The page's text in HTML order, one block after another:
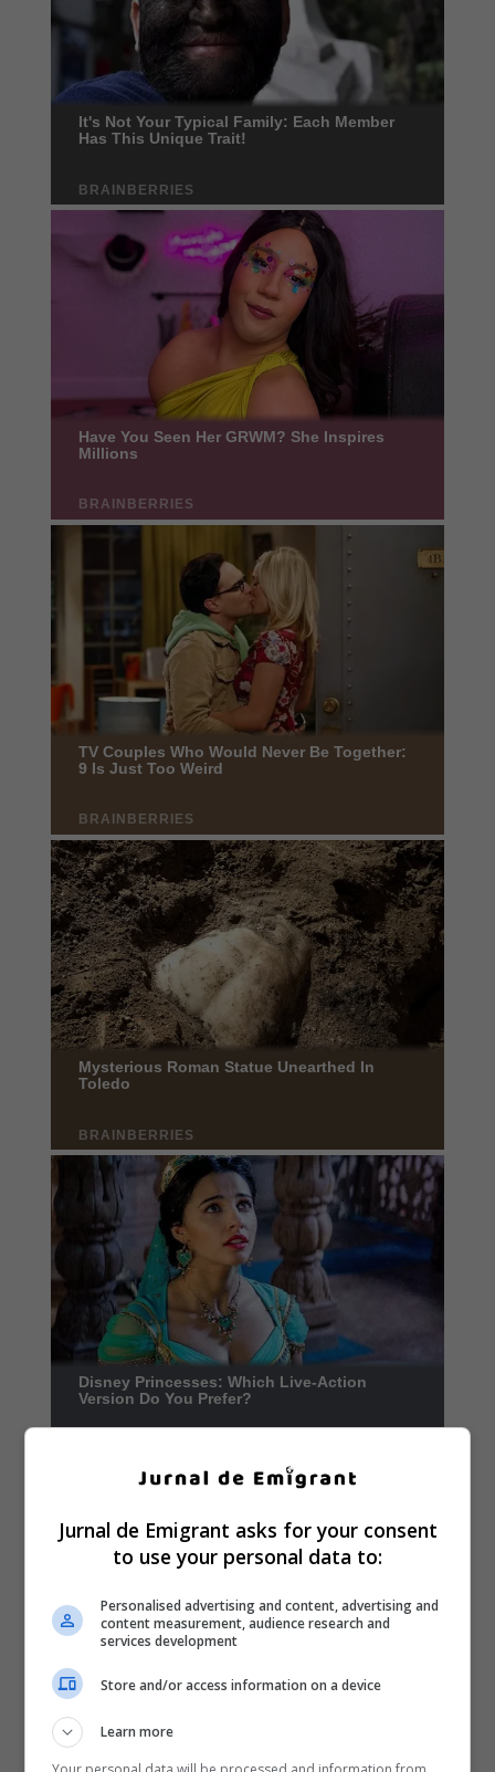
Jurnal de Emigrant asks for your consent
to use your personal data to:
Personalised advertising and content, advertising and
content measurement, audience research and
services development
Store and/or access information on a device
Learn more